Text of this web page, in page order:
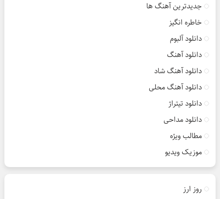
جدیدترین آهنگ ها
خاطره انگیز
دانلود آلبوم
دانلود آهنگ
دانلود آهنگ شاد
دانلود آهنگ محلی
دانلود تیتراژ
دانلود مداحی
مطالب ویژه
موزیک ویدیو
روز ارز